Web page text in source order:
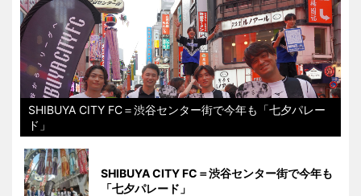
SHIBUYA CITY FC＝渋谷センター街で今年も「七夕パレー
ド」
SHIBUYA CITY FC＝渋谷センター街で今年も
「七夕パレード」